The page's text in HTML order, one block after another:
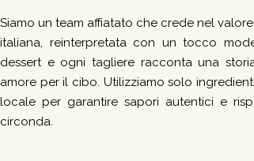
Siamo un team affiatato che crede nel
italiana, reinterpretata con un tocco
dessert e ogni tagliere racconta una
amore per il cibo. Utilizziamo solo
locale per garantire sapori autentici e
circonda.